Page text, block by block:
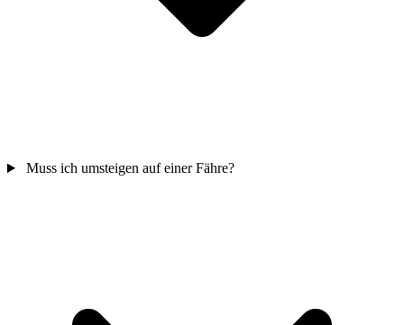
Muss ich umsteigen auf einer Fähre?